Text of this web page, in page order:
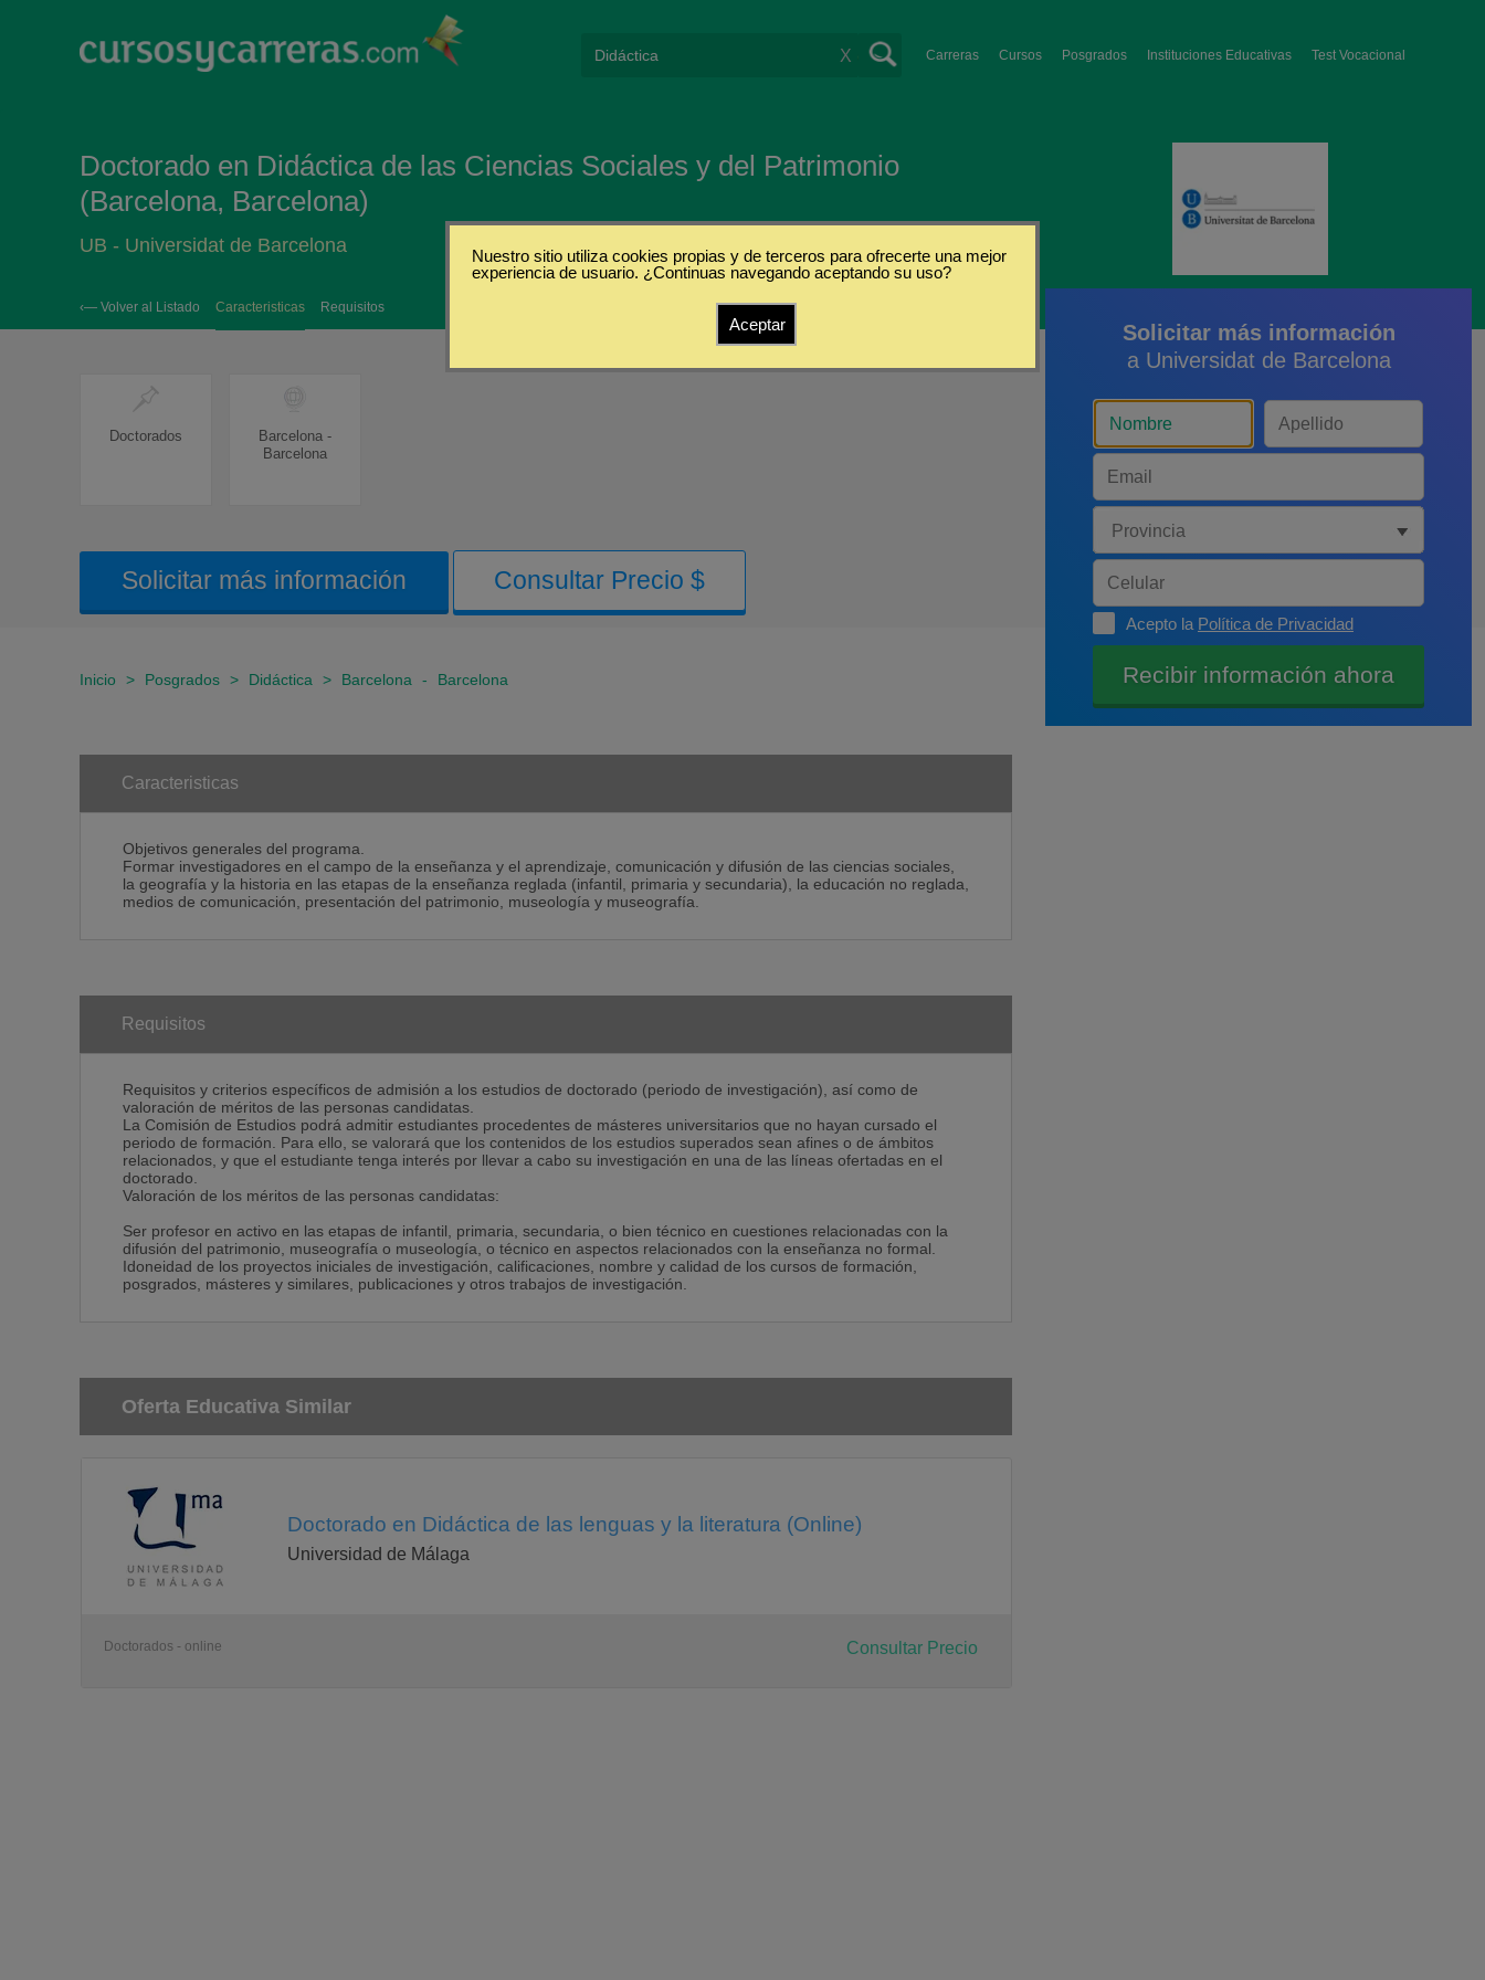
Carreras Cursos Posgrados Instituciones Educativas Test Vocacional
X
Doctorado en Didáctica de las Ciencias Sociales y del Patrimonio
(Barcelona, Barcelona)
UB - Universidat de Barcelona
‹— Volver al Listado Caracteristicas Requisitos
Doctorados
Barcelona -
Barcelona
Solicitar más información Consultar Precio $
Inicio > Posgrados > Didáctica > Barcelona - Barcelona
Caracteristicas
Objetivos generales del programa.
Formar investigadores en el campo de la enseñanza y el aprendizaje, comunicación y difusión de las ciencias sociales,
la geografía y la historia en las etapas de la enseñanza reglada (infantil, primaria y secundaria), la educación no reglada,
medios de comunicación, presentación del patrimonio, museología y museografía.
Requisitos
Requisitos y criterios específicos de admisión a los estudios de doctorado (periodo de investigación), así como de
valoración de méritos de las personas candidatas.
La Comisión de Estudios podrá admitir estudiantes procedentes de másteres universitarios que no hayan cursado el
periodo de formación. Para ello, se valorará que los contenidos de los estudios superados sean afines o de ámbitos
relacionados, y que el estudiante tenga interés por llevar a cabo su investigación en una de las líneas ofertadas en el
doctorado.
Valoración de los méritos de las personas candidatas:
Ser profesor en activo en las etapas de infantil, primaria, secundaria, o bien técnico en cuestiones relacionadas con la
difusión del patrimonio, museografía o museología, o técnico en aspectos relacionados con la enseñanza no formal.
Idoneidad de los proyectos iniciales de investigación, calificaciones, nombre y calidad de los cursos de formación,
posgrados, másteres y similares, publicaciones y otros trabajos de investigación.
Oferta Educativa Similar
Doctorado en Didáctica de las lenguas y la literatura (Online)
Universidad de Málaga
Doctorados - online Consultar Precio
Solicitar más información
a Universidat de Barcelona
Acepto la Política de Privacidad
Nuestro sitio utiliza cookies propias y de terceros para ofrecerte una mejor
experiencia de usuario. ¿Continuas navegando aceptando su uso?
Aceptar